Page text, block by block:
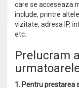
care se acceseaza
include, printre
vizitate, adresa IP,
etc.
Prelucram
1. Pentru prestarea